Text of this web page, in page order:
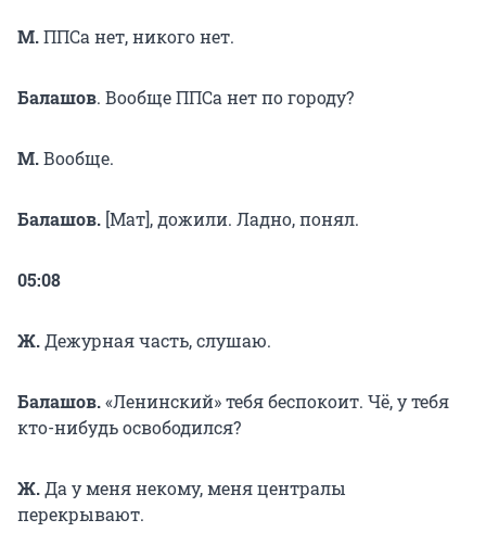
М.ППСа нет, никого нет.
Балашов. Вообще ППСа нет по городу?
М.Вообще.
Балашов. [Мат], дожили. Ладно, понял.
05:08
Ж.Дежурная часть, слушаю.
Балашов.«Ленинский» тебя беспокоит. Чё, у тебя
кто-нибудь освободился?
Ж.Да у меня некому, меня централы
перекрывают.